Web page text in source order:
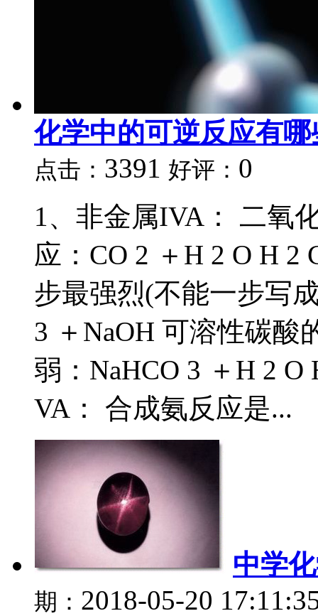
化学中的可逆反应有哪
点击： 3391 好评： 0
1、非金属IVA： 二氧
应：CO 2 ＋H 2 O H 2
步最强烈(不能一步写
3 ＋NaOH 可溶性碳酸
弱：NaHCO 3 ＋H 2 O
VA： 合成氨反应是...
中学
期： 2018-05-20